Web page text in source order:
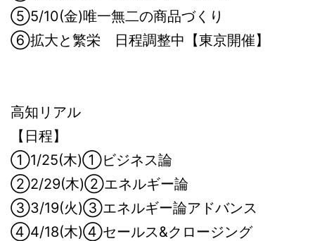
⑤5/10(金)唯一無二の商品づくり
⑥拡大と繁栄 日程調整中【東京開催】
高知リアル
【日程】
①1/25(木)①ビジネス論
②2/29(木)②エネルギー論
③3/19(火)③エネルギー論アドバンス
④4/18(木)④セールス&クロージング